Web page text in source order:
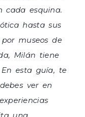
cada esquina.
hasta sus
museos de
Milán tiene
esta guía, te
ver en